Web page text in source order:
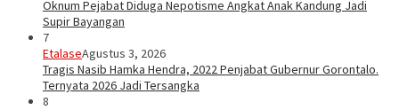
Oknum Pejabat Diduga Nepotisme Angkat Anak Kandung Jadi
Supir Bayangan
7
EtalaseAgustus 3, 2026
Tragis Nasib Hamka Hendra, 2022 Penjabat Gubernur Gorontalo.
Ternyata 2026 Jadi Tersangka
8